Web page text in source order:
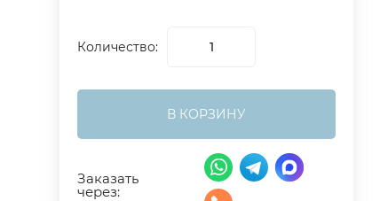
Количество:
В КОРЗИНУ
Заказать
через: